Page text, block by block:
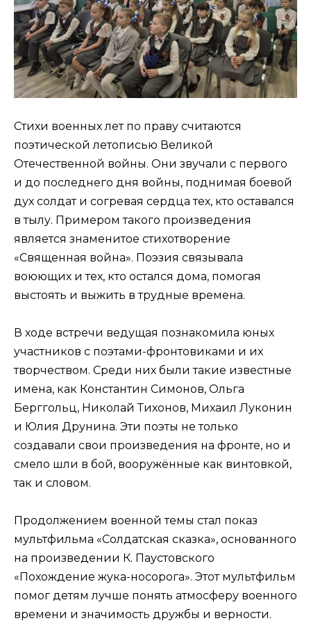
Стихи военных лет по праву считаются
поэтической летописью Великой
Отечественной войны. Они звучали с первого
и до последнего дня войны, поднимая боевой
дух солдат и согревая сердца тех, кто оставался
в тылу. Примером такого произведения
является знаменитое стихотворение
«Священная война». Поэзия связывала
воюющих и тех, кто остался дома, помогая
выстоять и выжить в трудные времена.
В ходе встречи ведущая познакомила юных
участников с поэтами-фронтовиками и их
творчеством. Среди них были такие известные
имена, как Константин Симонов, Ольга
Берггольц, Николай Тихонов, Михаил Луконин
и Юлия Друнина. Эти поэты не только
создавали свои произведения на фронте, но и
смело шли в бой, вооружённые как винтовкой,
так и словом.
Продолжением военной темы стал показ
мультфильма «Солдатская сказка», основанного
на произведении К. Паустовского
«Похождение жука-носорога». Этот мультфильм
помог детям лучше понять атмосферу военного
времени и значимость дружбы и верности.